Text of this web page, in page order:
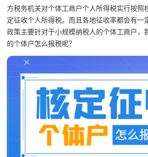
方税务机关对个体工商户个人所得税实行按照
定征收个人所得税。而且各地征收率都会有一
政策主要针对于小规模纳税人的个体工商户，
的个体户怎么报税呢？